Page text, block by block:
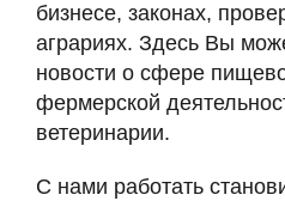
бизнесе, законах,
аграриях. Здесь Вы
новости о сфере
фермерской
ветеринарии.
С нами работать